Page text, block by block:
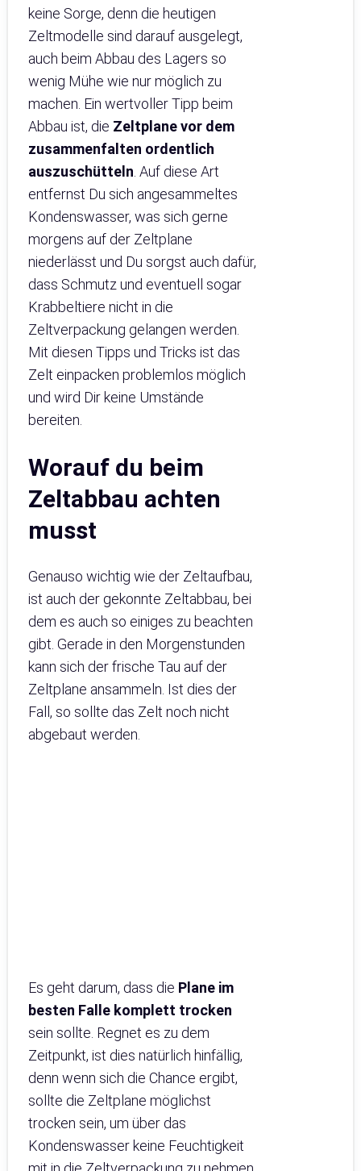
keine Sorge, denn die heutigen
Zeltmodelle sind darauf ausgelegt,
auch beim Abbau des Lagers so
wenig Mühe wie nur möglich zu
machen. Ein wertvoller Tipp beim
Abbau ist, die Zeltplane vor dem
zusammenfalten ordentlich
auszuschütteln . Auf diese Art
entfernst Du sich angesammeltes
Kondenswasser, was sich gerne
morgens auf der Zeltplane
niederlässt und Du sorgst auch dafür,
dass Schmutz und eventuell sogar
Krabbeltiere nicht in die
Zeltverpackung gelangen werden.
Mit diesen Tipps und Tricks ist das
Zelt einpacken problemlos möglich
und wird Dir keine Umstände
bereiten.
Worauf du beim
Zeltabbau achten
musst
Genauso wichtig wie der Zeltaufbau,
ist auch der gekonnte Zeltabbau, bei
dem es auch so einiges zu beachten
gibt. Gerade in den Morgenstunden
kann sich der frische Tau auf der
Zeltplane ansammeln. Ist dies der
Fall, so sollte das Zelt noch nicht
abgebaut werden.
Es geht darum, dass die Plane im
besten Falle komplett trocken
sein sollte. Regnet es zu dem
Zeitpunkt, ist dies natürlich hinfällig,
denn wenn sich die Chance ergibt,
sollte die Zeltplane möglichst
trocken sein, um über das
Kondenswasser keine Feuchtigkeit